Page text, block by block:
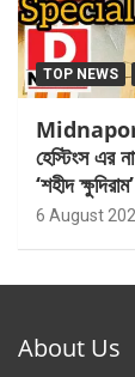
TOP NEWS
হেস্টিংস এর
‘শহীদ
6 August
About Us